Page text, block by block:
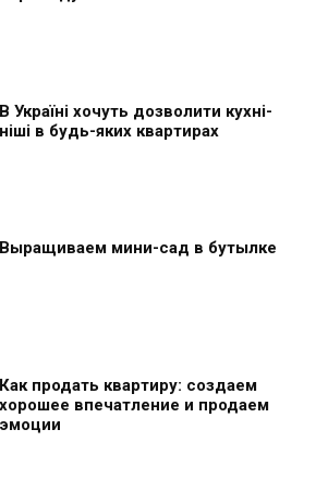
В Україні хочуть дозволити кухні-
ніші в будь-яких квартирах
Выращиваем мини-сад в бутылке
Как продать квартиру: создаем
хорошее впечатление и продаем
эмоции